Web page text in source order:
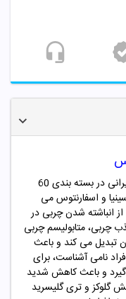
کپسول لاغری ردوکسا نوتراکس یک مکمل ایرانی در بسته بندی 60
و اسفارنتوس می
انباشته شدن چربی در
چربی، متابولیسم چربی
تبدیل می کند و باعث
نامی آشناست، برای
و باعث کاهش شدید
گلوکز و تری گلیسرید